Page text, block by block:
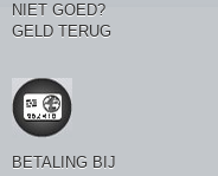
NIET GOED?
GELD TERUG
BETALING BIJ